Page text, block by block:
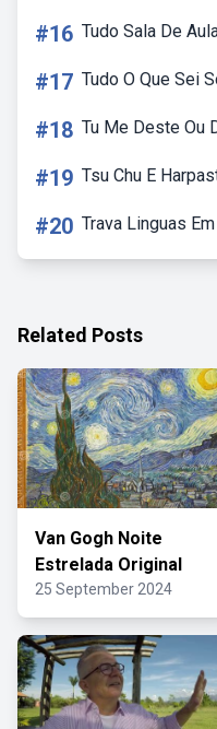
#16 Tudo Sala De
#17 Tudo O Que Sei
#18 Tu Me Deste Ou
#19 Tsu Chu E
#20 Trava Linguas
Related Posts
Van Gogh Noite
Estrelada Original
25 September 2024